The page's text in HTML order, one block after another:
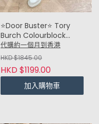
⭐Door Buster⭐ Tory
Burch Colourblock
sneaker 拼色波鞋 (淺灰
Light Grey)
代購約一個月到香港
HKD $1845.00
HKD $1199.00
加入購物車